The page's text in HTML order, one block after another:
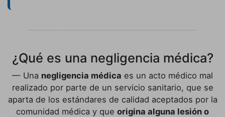
¿Qué es una negligencia médica?
Una negligencia médica es un acto médico mal
realizado por parte de un servicio sanitario, que se
aparta de los estándares de calidad aceptados por la
comunidad médica y que origina alguna lesión o